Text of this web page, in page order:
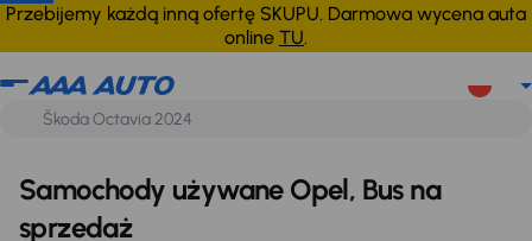
Przebijemy każdą inną ofertę SKUPU. Darmowa wycena auta
online TU.
Opel Bus Anuluj wszystko
Samochody używane Opel, Bus na
sprzedaż